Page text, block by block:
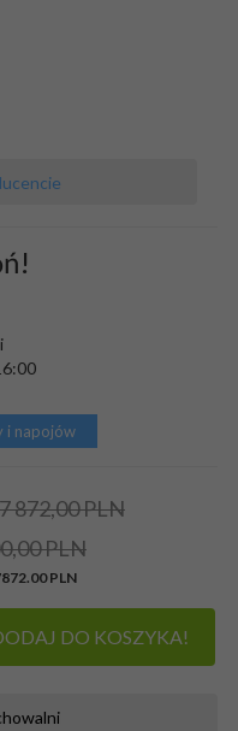
i napojów
7 872,00 PLN
PLN
PLN
DO KOSZYKA!